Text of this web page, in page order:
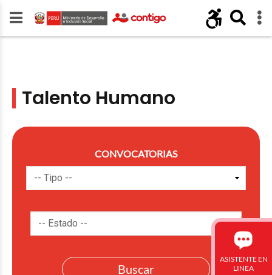
Talento Humano
CONVOCATORIAS
ASISTENTE EN
LINEA